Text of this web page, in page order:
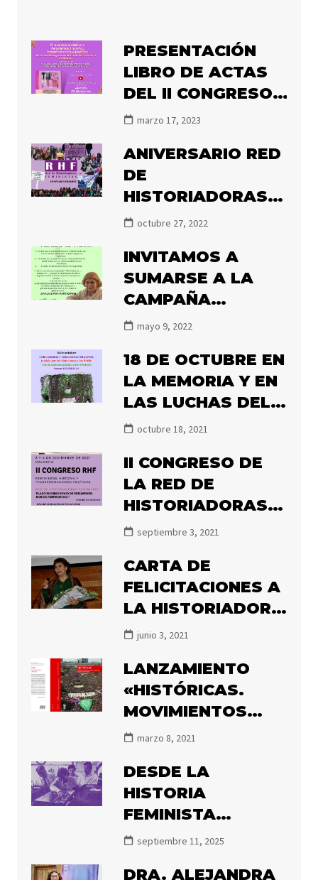
PRESENTACIÓN
LIBRO DE ACTAS
DEL II CONGRESO
DE LA RHF
HISTORIA Y
TRANSFORMACIÓN
POLÍTICA»
marzo 17, 2023
ANIVERSARIO RED
DE
HISTORIADORAS
FEMINISTAS
octubre 27, 2022
INVITAMOS A
SUMARSE A LA
CAMPAÑA
#ILLANESALNACIO
mayo 9, 2022
18 DE OCTUBRE EN
LA MEMORIA Y EN
LAS LUCHAS DEL
PUEBLO.
octubre 18, 2021
II CONGRESO DE
LA RED DE
HISTORIADORAS
FEMINISTAS 2021
septiembre 3, 2021
CARTA DE
FELICITACIONES A
LA HISTORIADORA
MARÍA ANGÉLICA
PREMIO ATENEA
2020
junio 3, 2021
LANZAMIENTO
«HISTÓRICAS.
MOVIMIENTOS
FEMINISTAS Y DE
CHILE, 1850-2020»
marzo 8, 2021
DESDE LA
HISTORIA
FEMINISTA
DECIMOS NUNCA
septiembre 11, 2025
DRA. ALEJANDRA